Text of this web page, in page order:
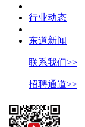
行业动态
东道新闻
联系我们>>
招聘通道>>